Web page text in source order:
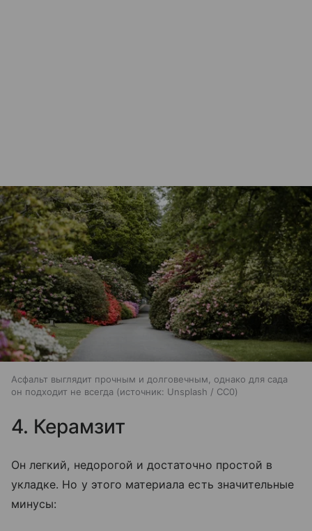
Асфальт выглядит прочным и долговечным, однако для сада
он подходит не всегда
источник: Unsplash / CC0
4. Керамзит
Он легкий, недорогой и достаточно простой в
укладке. Но у этого материала есть значительные
минусы: